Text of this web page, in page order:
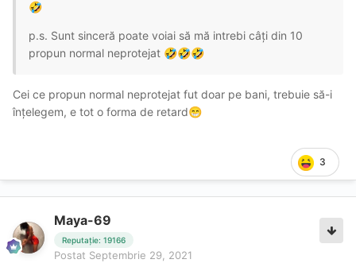
🤣
p.s. Sunt sinceră poate voiai să mă intrebi câți din 10
propun normal neprotejat 🤣🤣🤣
Cei ce propun normal neprotejat fut doar pe bani, trebuie să-i
înțelegem, e tot o forma de retard😁
3
Maya-69
Reputație: 19166
Postat Septembrie 29, 2021